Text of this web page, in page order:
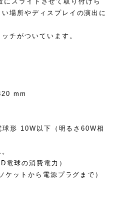
場所やディスプレイの演出に
チがついています。
mm
球形 10W以下（明るさ60W相
電球の消費電力）
ケットから電源プラグまで）